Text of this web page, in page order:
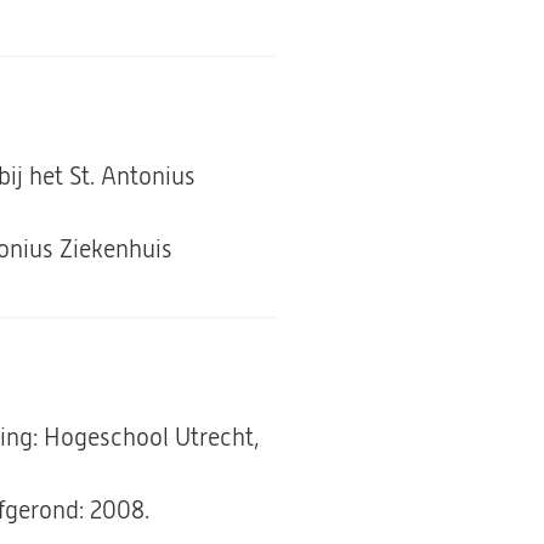
het St. Antonius
Ziekenhuis
Hogeschool Utrecht,
2008.